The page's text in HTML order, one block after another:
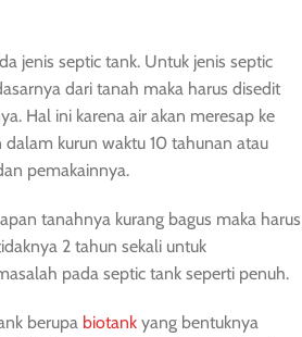
jenis septic tank. Untuk jenis septic
dari tanah maka harus disedit
Hal ini karena air akan meresap ke
kurun waktu 10 tahunan atau
pemakainnya.
tanahnya kurang bagus maka harus
2 tahun sekali untuk
pada septic tank seperti penuh.
berupa biotank yang bentuknya